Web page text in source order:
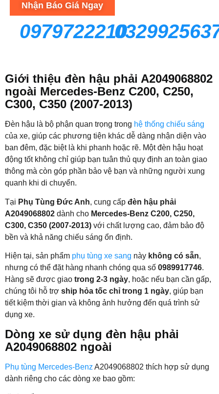
Nhận Báo Giá Ngay
0979722210
Giới thiệu đèn hậu phải A2049068802
ngoài Mercedes-Benz C200, C250,
C300, C350 (2007-2013)
Đèn hậu là bộ phận quan trọng trong hệ thống chiếu sáng
của xe, giúp các phương tiện khác dễ dàng nhận diện vào
ban đêm, đặc biệt là khi phanh hoặc rẽ. Một đèn hậu hoạt
động tốt không chỉ giúp bạn tuân thủ quy định an toàn giao
thông mà còn góp phần bảo vệ bạn và những người xung
quanh khi di chuyển.
Tại Phụ Tùng Đức Anh, cung cấp đèn hậu phải
A2049068802 dành cho Mercedes-Benz C200, C250,
C300, C350 (2007-2013) với chất lượng cao, đảm bảo độ
bền và khả năng chiếu sáng ổn định.
Hiện tại, sản phẩm phụ tùng xe sang này không có sẵn,
nhưng có thể đặt hàng nhanh chóng qua số 0989917746.
Hàng sẽ được giao trong 2-3 ngày, hoặc nếu bạn cần gấp,
chúng tôi hỗ trợ ship hỏa tốc chỉ trong 1 ngày, giúp bạn
tiết kiệm thời gian và không ảnh hưởng đến quá trình sử
dụng xe.
Dòng xe sử dụng đèn hậu phải
A2049068802 ngoài
Phụ tùng Mercedes-Benz A2049068802 thích hợp sử dụng
dành riêng cho các dòng xe bao gồm: